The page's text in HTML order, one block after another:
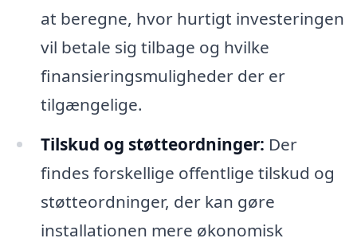
at beregne, hvor hurtigt investeringen
vil betale sig tilbage og hvilke
finansieringsmuligheder der er
tilgængelige.
Tilskud og støtteordninger: Der
findes forskellige offentlige tilskud og
støtteordninger, der kan gøre
installationen mere økonomisk